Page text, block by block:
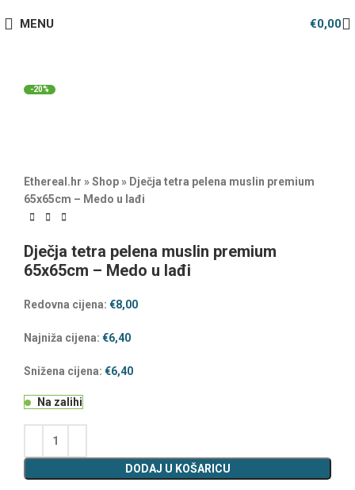
MENU €0,00
-20%
Ethereal.hr »Shop» Dječja tetra pelena muslin premium
65x65cm – Medo u lađi
Dječja tetra pelena muslin premium
65x65cm – Medo u lađi
Redovna cijena: €8,00
Najniža cijena: €6,40
Snižena cijena: €6,40
Na zalihi
DODAJ U KOŠARICU